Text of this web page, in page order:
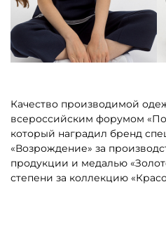
Качество производимой
всероссийским форумом
который наградил бренд
«Возрождение» за
продукции и медалью
степени за коллекцию